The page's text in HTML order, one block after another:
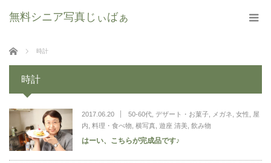
無料シニア写真じぃばぁ
ホーム 時計
時計
2017.06.20 50-60代, デザート・お菓子 メガネ 女性
屋
内 料理・食べ物 横写真 遊座 清美, 飲み物
はーい、こちらが完成品です♪